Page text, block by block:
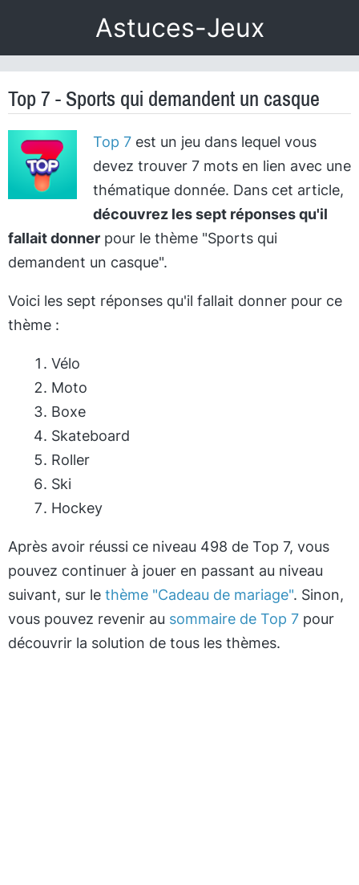
Astuces-Jeux
Top 7 - Sports qui demandent un casque
Top 7est un jeu dans lequel vous
devez trouver 7 mots en lien avec une
thématique donnée. Dans cet article,
découvrez les sept réponses qu'il
fallait donner pour le thème "Sports qui
demandent un casque".
Voici les sept réponses qu'il fallait donner pour ce
thème :
Vélo
Moto
Boxe
Skateboard
Roller
Ski
Hockey
Après avoir réussi ce niveau 498 de Top 7, vous
pouvez continuer à jouer en passant au niveau
suivant, sur le thème "Cadeau de mariage". Sinon,
vous pouvez revenir au sommaire de Top 7 pour
découvrir la solution de tous les thèmes.